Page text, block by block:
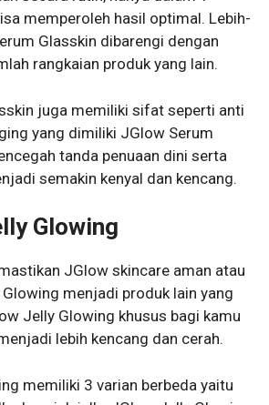
memperoleh hasil optimal. Lebih-
Glasskin dibarengi dengan
rangkaian produk yang lain.
juga memiliki sifat seperti anti
yang dimiliki JGlow Serum
tanda penuaan dini serta
semakin kenyal dan kencang.
Glowing
JGlow skincare aman atau
menjadi produk lain yang
Jelly Glowing khusus bagi kamu
lebih kencang dan cerah.
memiliki 3 varian berbeda yaitu